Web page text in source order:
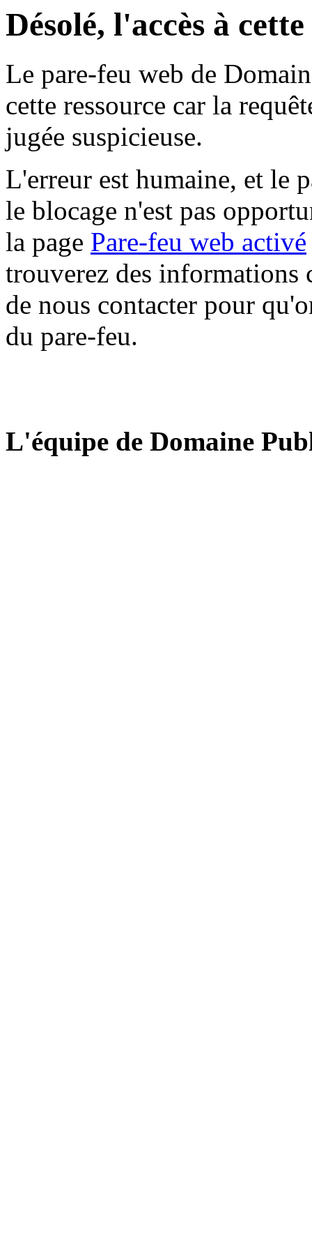
Désolé, l'accès à
Le pare-feu web de
cette ressource car la
jugée suspicieuse.
L'erreur est humaine, et le
le blocage n'est pas
la page Pare-feu web activé
trouverez des informations
de nous contacter pour
du pare-feu.
L'équipe de Domaine